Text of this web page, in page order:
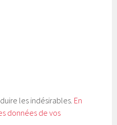
les indésirables. En
données de vos